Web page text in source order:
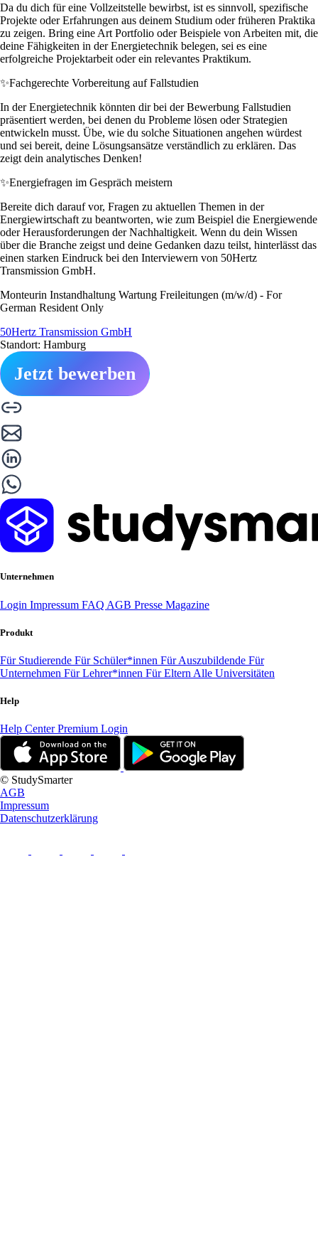
Da du dich für eine Vollzeitstelle bewirbst, ist es sinnvoll, spezifische
Projekte oder Erfahrungen aus deinem Studium oder früheren Praktika
zu zeigen. Bring eine Art Portfolio oder Beispiele von Arbeiten mit, die
deine Fähigkeiten in der Energietechnik belegen, sei es eine
erfolgreiche Projektarbeit oder ein relevantes Praktikum.
✨Fachgerechte Vorbereitung auf Fallstudien
In der Energietechnik könnten dir bei der Bewerbung Fallstudien
präsentiert werden, bei denen du Probleme lösen oder Strategien
entwickeln musst. Übe, wie du solche Situationen angehen würdest
und sei bereit, deine Lösungsansätze verständlich zu erklären. Das
zeigt dein analytisches Denken!
✨Energiefragen im Gespräch meistern
Bereite dich darauf vor, Fragen zu aktuellen Themen in der
Energiewirtschaft zu beantworten, wie zum Beispiel die Energiewende
oder Herausforderungen der Nachhaltigkeit. Wenn du dein Wissen
über die Branche zeigst und deine Gedanken dazu teilst, hinterlässt das
einen starken Eindruck bei den Interviewern von 50Hertz
Transmission GmbH.
Monteurin Instandhaltung Wartung Freileitungen (m/w/d) - For
German Resident Only
50Hertz Transmission GmbH
Standort: Hamburg
Jetzt bewerben
Unternehmen
Login Impressum FAQ AGB Presse Magazine
Produkt
Für Studierende Für Schüler*innen Für Auszubildende Für
Unternehmen Für Lehrer*innen Für Eltern Alle Universitäten
Help
Help CenterPremium Login
© StudySmarter
AGB
Impressum
Datenschutzerklärung